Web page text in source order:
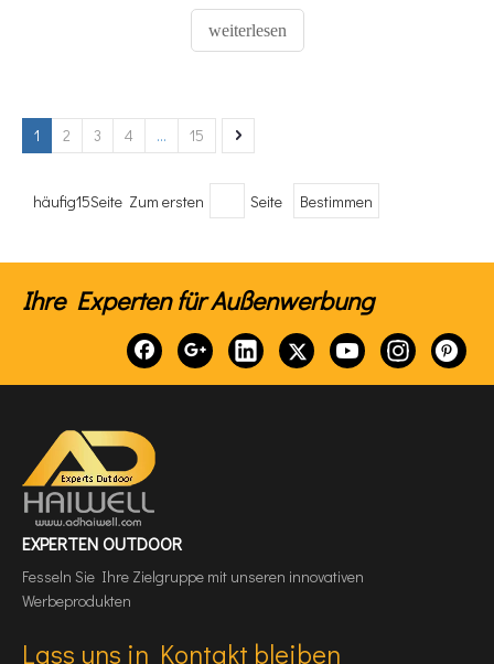
atemberaubenden 360 ° -Blick und wie sie Räume von
Einkaufszentren zu Stadien verwandeln.
weiterlesen
1 2 3 4 ... 15
häufig15Seite Zum ersten Seite Bestimmen
Ihre Experten für Außenwerbung
EXPERTEN OUTDOOR
Fesseln Sie Ihre Zielgruppe mit unseren innovativen
Werbeprodukten
Lass uns in Kontakt bleiben